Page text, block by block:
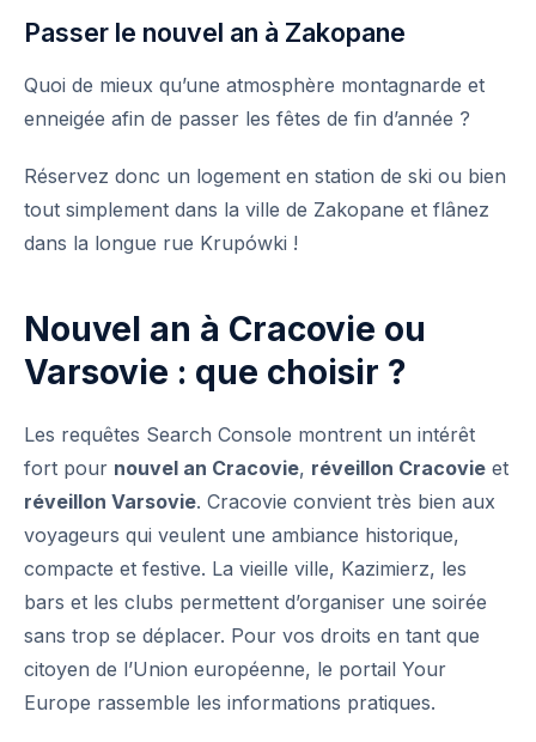
Passer le nouvel an à Zakopane
Quoi de mieux qu’une atmosphère montagnarde et
enneigée afin de passer les fêtes de fin d’année ?
Réservez donc un logement en station de ski ou bien
tout simplement dans la ville de Zakopane et flânez
dans la longue rue Krupówki !
Nouvel an à Cracovie ou
Varsovie : que choisir ?
Les requêtes Search Console montrent un intérêt
fort pour nouvel an Cracovie, réveillon Cracovie et
réveillon Varsovie. Cracovie convient très bien aux
voyageurs qui veulent une ambiance historique,
compacte et festive. La vieille ville, Kazimierz, les
bars et les clubs permettent d’organiser une soirée
sans trop se déplacer. Pour vos droits en tant que
citoyen de l’Union européenne, le portail Your
Europe rassemble les informations pratiques.